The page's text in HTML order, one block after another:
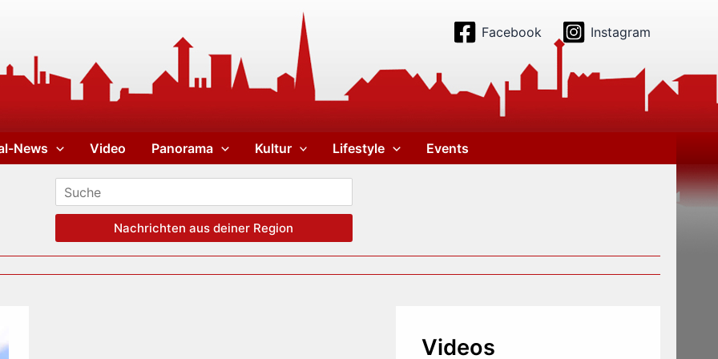
Facebook Instagram
News Video Panorama Kultur Lifestyle Events
Nachrichten aus deiner Region
Videos